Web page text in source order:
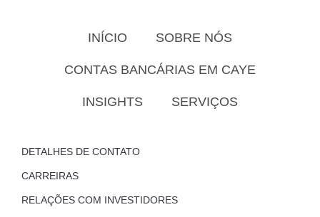
INÍCIO SOBRE NÓS
CONTAS BANCÁRIAS EM CAYE
INSIGHTS SERVIÇOS
DETALHES DE CONTATO
CARREIRAS
RELAÇÕES COM INVESTIDORES